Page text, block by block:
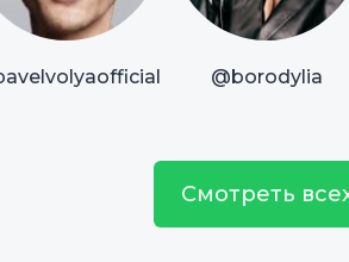
@borodylia
Смотреть